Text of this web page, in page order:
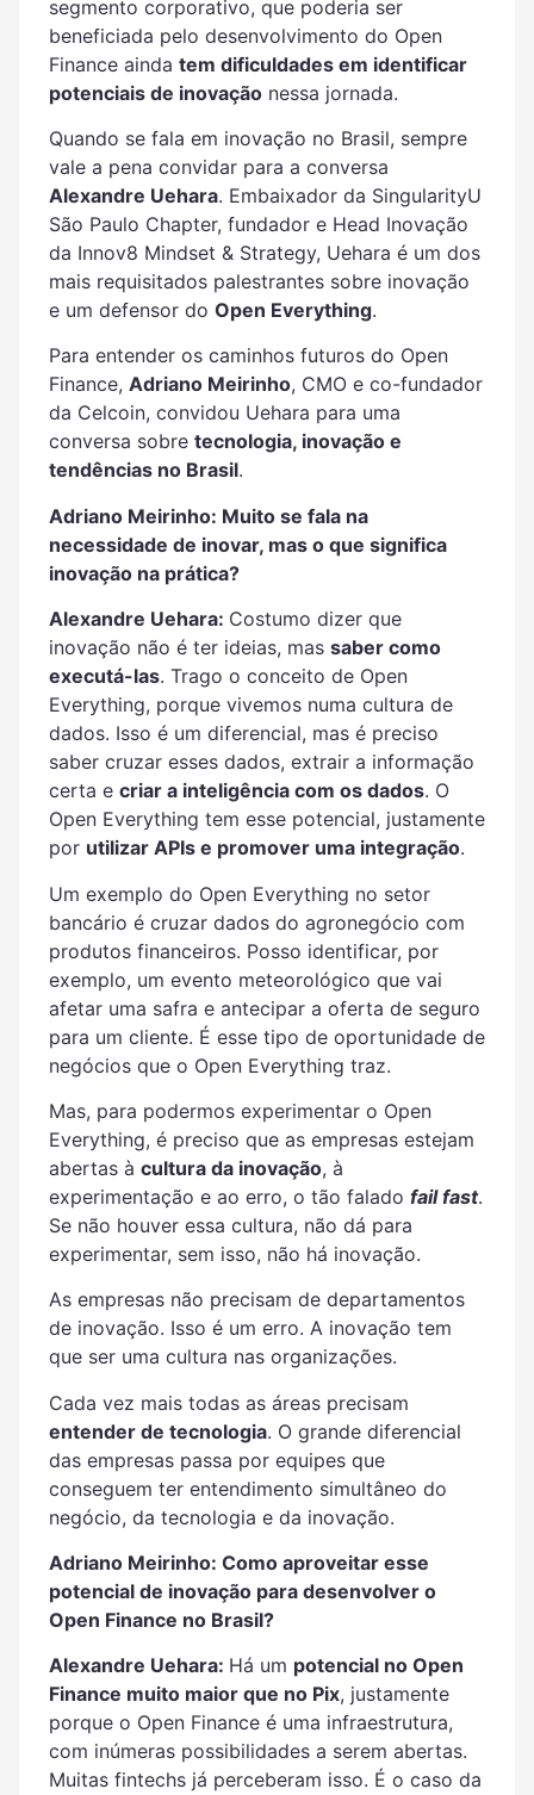
segmento corporativo, que poderia ser
beneficiada pelo desenvolvimento do Open
Finance ainda tem dificuldades em identificar
potenciais de inovaçãonessa jornada.
Quando se fala em inovação no Brasil, sempre
vale a pena convidar para a conversa
Alexandre Uehara. Embaixador da SingularityU
São Paulo Chapter, fundador e Head Inovação
da Innov8 Mindset & Strategy, Uehara é um dos
mais requisitados palestrantes sobre inovação
e um defensor do Open Everything.
Para entender os caminhos futuros do Open
Finance, Adriano Meirinho, CMO e co-fundador
da Celcoin, convidou Uehara para uma
conversa sobre tecnologia, inovação e
tendências no Brasil.
Adriano Meirinho: Muito se fala na
necessidade de inovar, mas o que significa
inovação na prática?
Alexandre Uehara: Costumo dizer que
inovação não é ter ideias, mas saber como
executá-las. Trago o conceito de Open
Everything, porque vivemos numa cultura de
dados. Isso é um diferencial, mas é preciso
saber cruzar esses dados, extrair a informação
certa e criar a inteligência com os dados. O
Open Everything tem esse potencial, justamente
por utilizar APIs e promover uma integração.
Um exemplo do Open Everything no setor
bancário é cruzar dados do agronegócio com
produtos financeiros. Posso identificar, por
exemplo, um evento meteorológico que vai
afetar uma safra e antecipar a oferta de seguro
para um cliente. É esse tipo de oportunidade de
negócios que o Open Everything traz.
Mas, para podermos experimentar o Open
Everything, é preciso que as empresas estejam
abertas à cultura da inovação, à
experimentação e ao erro, o tão falado fail fast.
Se não houver essa cultura, não dá para
experimentar, sem isso, não há inovação.
As empresas não precisam de departamentos
de inovação. Isso é um erro. A inovação tem
que ser uma cultura nas organizações.
Cada vez mais todas as áreas precisam
entender de tecnologia. O grande diferencial
das empresas passa por equipes que
conseguem ter entendimento simultâneo do
negócio, da tecnologia e da inovação.
Adriano Meirinho: Como aproveitar esse
potencial de inovação para desenvolver o
Open Finance no Brasil?
Alexandre Uehara: Há um potencial no Open
Finance muito maior que no Pix, justamente
porque o Open Finance é uma infraestrutura,
com inúmeras possibilidades a serem abertas.
Muitas fintechs já perceberam isso. É o caso da